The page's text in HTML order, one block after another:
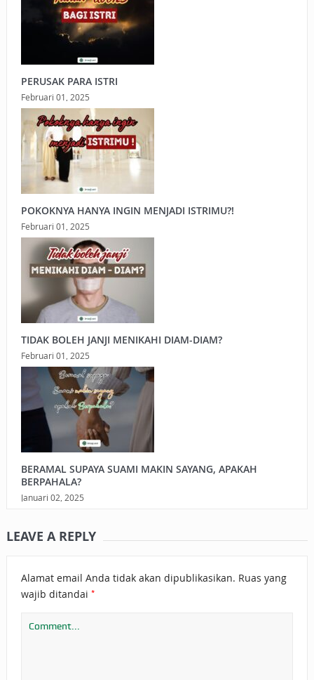
PERUSAK PARA ISTRI
Februari 01, 2025
POKOKNYA HANYA INGIN MENJADI ISTRIMU?!
Februari 01, 2025
TIDAK BOLEH JANJI MENIKAHI DIAM-DIAM?
Februari 01, 2025
BERAMAL SUPAYA SUAMI MAKIN SAYANG, APAKAH
BERPAHALA?
Januari 02, 2025
LEAVE A REPLY
Alamat email Anda tidak akan dipublikasikan. Ruas yang
wajib ditandai *